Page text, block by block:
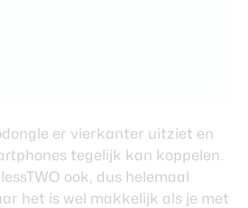
er vierkanter uitziet en
tegelijk kan koppelen.
ook, dus helemaal
het is wel makkelijk als je met